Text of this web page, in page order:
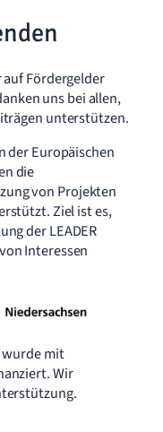
Fördergelder
uns bei allen,
unterstützen.
der Europäischen
die
von Projekten
Ziel ist es,
der LEADER
Interessen
wurde mit
Wir